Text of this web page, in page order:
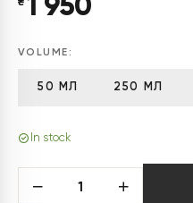
₴ 1 950
VOLUME:
50 МЛ 250 МЛ
In stock